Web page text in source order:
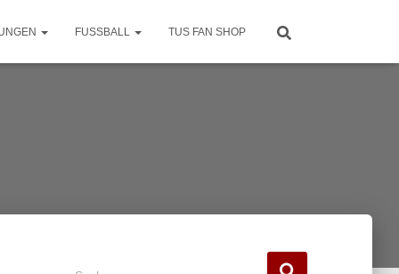
FUSSBALL TUS FAN SHOP
S